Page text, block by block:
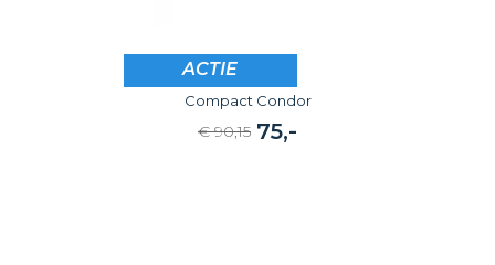
ACTIE
DoubleLock
Compact Condor
€ 90,15 75,-